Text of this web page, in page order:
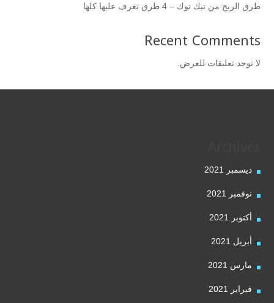
طرق الربح من تيك توك – 4 طرق تعرف عليها كلها
Recent Comments
لا توجد تعليقات للعرض.
ديسمبر 2021
نوفمبر 2021
أكتوبر 2021
أبريل 2021
مارس 2021
فبراير 2021